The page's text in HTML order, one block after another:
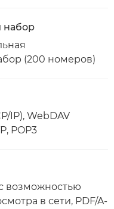
набор
(200 номеров)
IP), WebDAV
POP3
возможностью
в сети, PDF/A-